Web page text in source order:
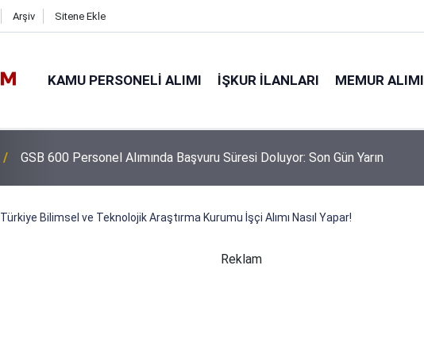
Arşiv Sitene Ekle
KAMU PERSONELI ALIMI İŞKUR İLANLARI MEMUR ALIMI
GSB 600 Personel Alımında Başvuru Süresi Doluyor: Son Gün Yarın
Türkiye Bilimsel ve Teknolojik Araştırma Kurumu İşçi Alımı Nasıl Yapar!
Reklam